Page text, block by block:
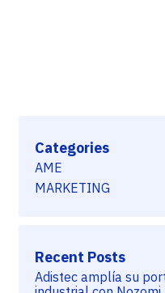
Categories
AME
MARKETING
Recent Posts
Adistec amplía su